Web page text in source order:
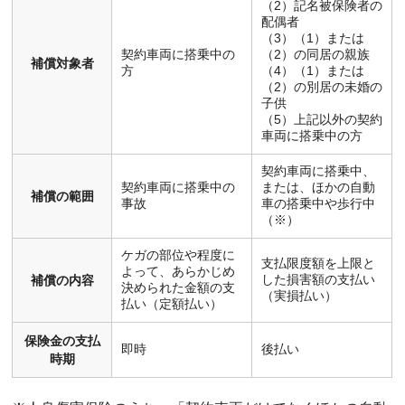
補償対象者
契約車両に搭乗中の
方
（2）記名被保険者の
配偶者
（3）（1）または
（2）の同居の親族
（4）（1）または
（2）の別居の未婚の
子供
（5）上記以外の契約
車両に搭乗中の方
補償の範囲
契約車両に搭乗中の
事故
契約車両に搭乗中、
または、ほかの自動
車の搭乗中や歩行中
（※）
補償の内容
ケガの部位や程度に
よって、あらかじめ
決められた金額の支
払い（定額払い）
支払限度額を上限と
した損害額の支払い
（実損払い）
保険金の支払
時期
即時 後払い